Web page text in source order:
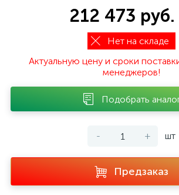
212 473 руб.
Нет на складе
Актуальную цену и сроки
менеджеров!
Подобрать
- + шт
Предзаказ